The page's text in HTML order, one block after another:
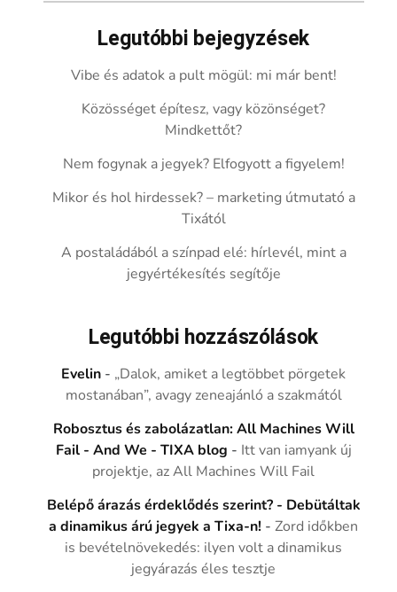
Legutóbbi bejegyzések
Vibe és adatok a pult mögül: mi már bent!
Közösséget építesz, vagy közönséget?
Mindkettőt?
Nem fogynak a jegyek? Elfogyott a figyelem!
Mikor és hol hirdessek? – marketing útmutató a
Tixától
A postaládából a színpad elé: hírlevél, mint a
jegyértékesítés segítője
Legutóbbi hozzászólások
Evelin - „Dalok, amiket a legtöbbet pörgetek
mostanában”, avagy zeneajánló a szakmától
Robosztus és zabolázatlan: All Machines Will
Fail - And We - TIXA blog - Itt van iamyank új
projektje, az All Machines Will Fail
Belépő árazás érdeklődés szerint? - Debütáltak
a dinamikus árú jegyek a Tixa-n! -Zord időkben
is bevételnövekedés: ilyen volt a dinamikus
jegyárazás éles tesztje